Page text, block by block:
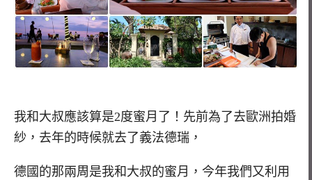
我和大叔應該算是2度蜜月了！先前為了去歐洲拍婚
紗，去年的時候就去了義法德瑞，
德國的那兩周是我和大叔的蜜月，今年我們又利用